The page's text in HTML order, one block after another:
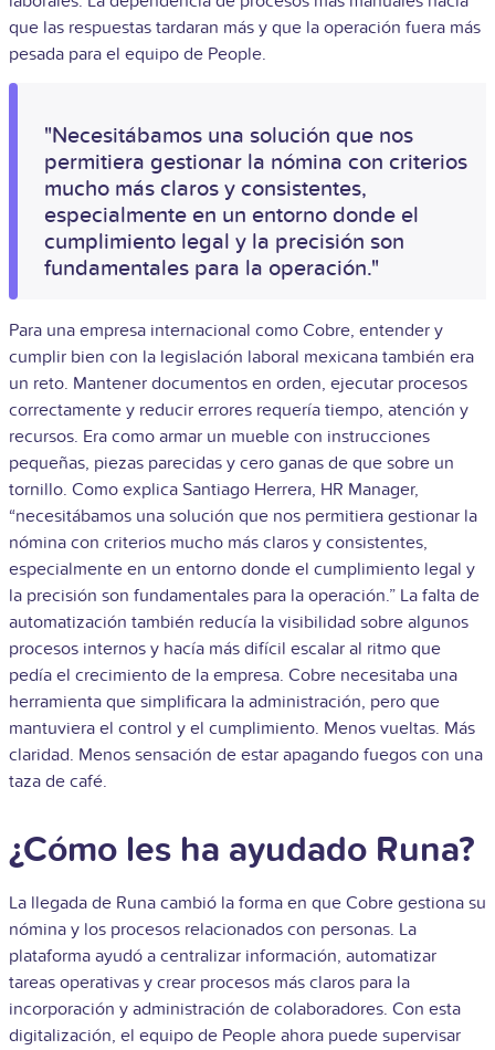
que las respuestas tardaran más y que la operación fuera más
pesada para el equipo de People.
"Necesitábamos una solución que nos
permitiera gestionar la nómina con criterios
mucho más claros y consistentes,
especialmente en un entorno donde el
cumplimiento legal y la precisión son
fundamentales para la operación."
Para una empresa internacional como Cobre, entender y
cumplir bien con la legislación laboral mexicana también era
un reto. Mantener documentos en orden, ejecutar procesos
correctamente y reducir errores requería tiempo, atención y
recursos. Era como armar un mueble con instrucciones
pequeñas, piezas parecidas y cero ganas de que sobre un
tornillo. Como explica Santiago Herrera, HR Manager,
“necesitábamos una solución que nos permitiera gestionar la
nómina con criterios mucho más claros y consistentes,
especialmente en un entorno donde el cumplimiento legal y
la precisión son fundamentales para la operación.” La falta de
automatización también reducía la visibilidad sobre algunos
procesos internos y hacía más difícil escalar al ritmo que
pedía el crecimiento de la empresa. Cobre necesitaba una
herramienta que simplificara la administración, pero que
mantuviera el control y el cumplimiento. Menos vueltas. Más
claridad. Menos sensación de estar apagando fuegos con una
taza de café.
¿Cómo les ha ayudado Runa?
La llegada de Runa cambió la forma en que Cobre gestiona su
nómina y los procesos relacionados con personas. La
plataforma ayudó a centralizar información, automatizar
tareas operativas y crear procesos más claros para la
incorporación y administración de colaboradores. Con esta
digitalización, el equipo de People ahora puede supervisar